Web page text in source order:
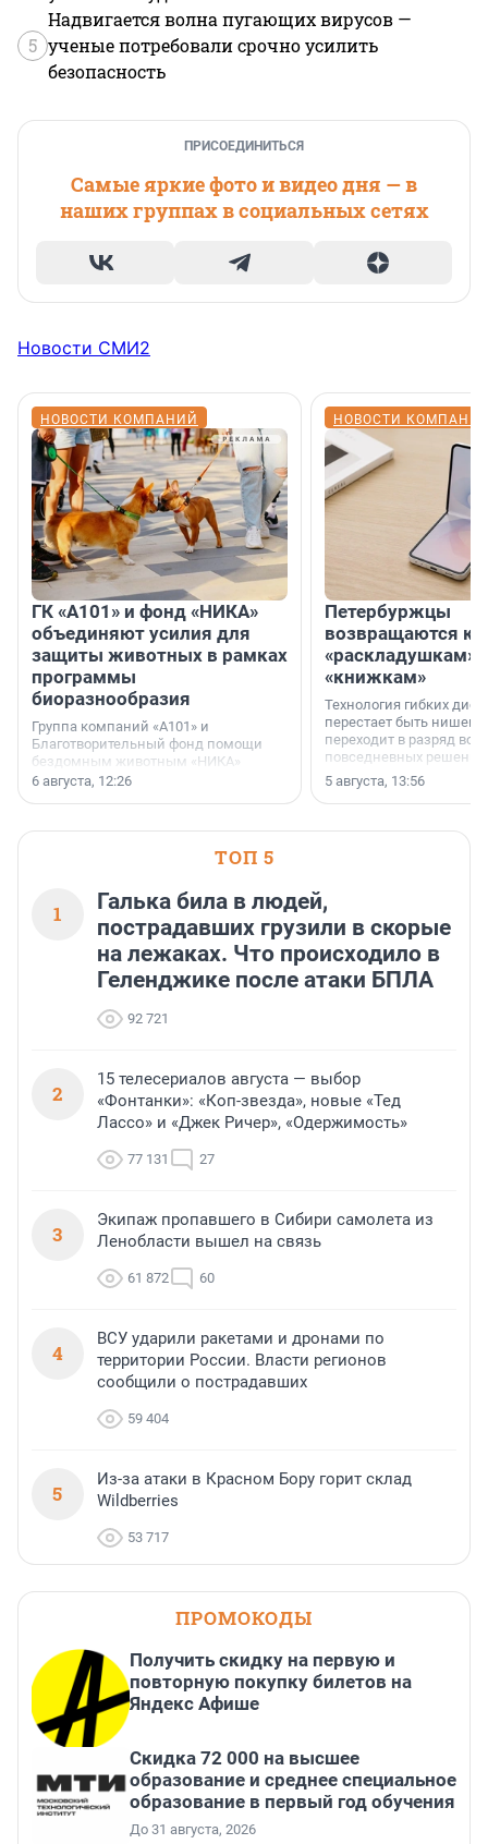
5
Надвигается волна пугающих вирусов —
ученые потребовали срочно усилить
безопасность
ПРИСОЕДИНИТЬСЯ
Самые яркие фото и видео дня — в
наших группах в социальных сетях
Новости СМИ2
НОВОСТИ КОМПАНИЙ
ГК «А101» и фонд «НИКА»
объединяют усилия для
защиты животных в рамках
программы
биоразнообразия
Группа компаний «А101» и
Благотворительный фонд помощи
бездомным животным «НИКА»
заключили соглашение о
6 августа, 12:26
НОВОСТИ
Петербуржцы
возвращаются к
«раскладушкам»
«книжкам»
Технология гибких
перестает быть
переходит в разряд
повседневных
5 августа, 13:56
ТОП 5
1
Галька била в людей,
пострадавших грузили в скорые
на лежаках. Что происходило в
Геленджике после атаки БПЛА
92 721
2
15 телесериалов августа — выбор
«Фонтанки»: «Коп-звезда», новые «Тед
Лассо» и «Джек Ричер», «Одержимость»
77 131 27
3
Экипаж пропавшего в Сибири самолета из
Ленобласти вышел на связь
61 872 60
4
ВСУ ударили ракетами и дронами по
территории России. Власти регионов
сообщили о пострадавших
59 404
5
Из-за атаки в Красном Бору горит склад
Wildberries
53 717
ПРОМОКОДЫ
Получить скидку на первую и
повторную покупку билетов на
Яндекс Афише
Скидка 72 000 на высшее
образование и среднее специальное
образование в первый год обучения
До 31 августа, 2026